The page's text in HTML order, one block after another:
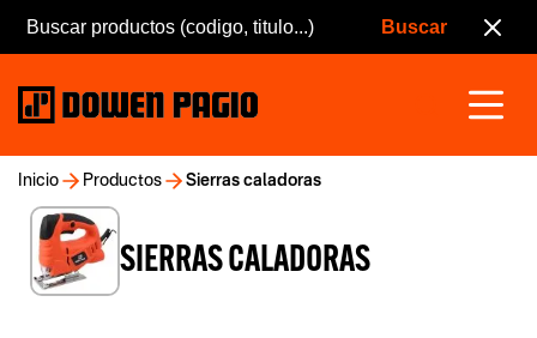
Inicio Productos Sierras caladoras
SIERRAS CALADORAS